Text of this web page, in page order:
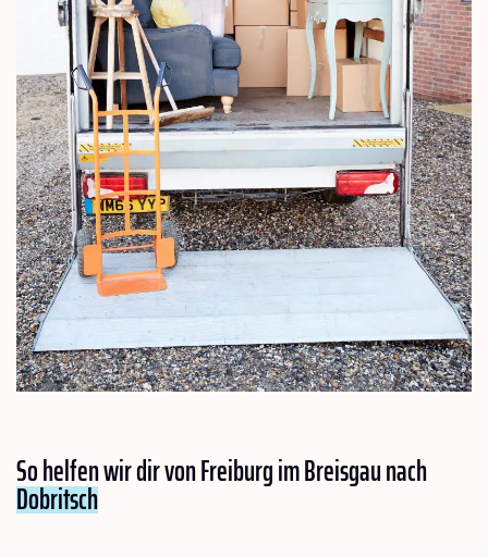
So helfen wir dir von Freiburg im Breisgau nach
Dobritsch